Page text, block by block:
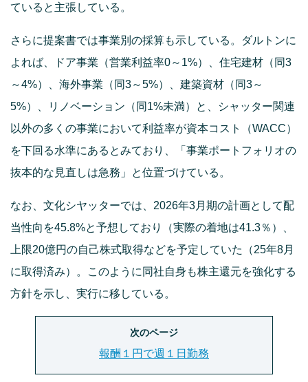
ていると主張している。
さらに提案書では事業別の採算も示している。ダルトンに
よれば、ドア事業（営業利益率0～1%）、住宅建材（同3
～4%）、海外事業（同3～5%）、建築資材（同3～
5%）、リノベーション（同1%未満）と、シャッター関連
以外の多くの事業において利益率が資本コスト（WACC）
を下回る水準にあるとみており、「事業ポートフォリオの
抜本的な見直しは急務」と位置づけている。
なお、文化シヤッターでは、2026年3月期の計画として配
当性向を45.8%と予想しており（実際の着地は41.3％）、
上限20億円の自己株式取得などを予定していた（25年8月
に取得済み）。このように同社自身も株主還元を強化する
方針を示し、実行に移している。
次のページ
報酬１円で週１日勤務